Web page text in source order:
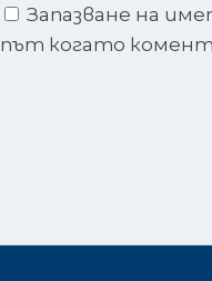
Запазване на
път когато